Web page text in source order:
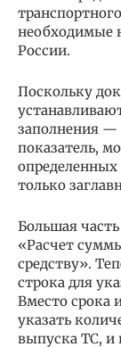
необходимые
России.
Поскольку
заполнения —
показатель,
только
Большая
«Расчет
средству».
строка для
Вместо срока
указать
выпуска ТС, и